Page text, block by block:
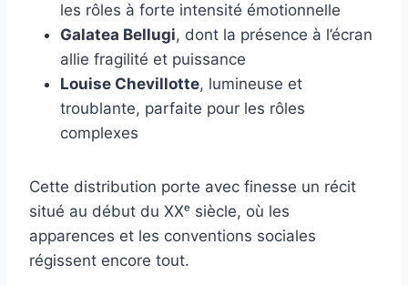
les rôles à forte intensité émotionnelle
Galatea Bellugi, dont la présence à l’écran
allie fragilité et puissance
Louise Chevillotte, lumineuse et
troublante, parfaite pour les rôles
complexes
Cette distribution porte avec finesse un récit
situé au début du XXᵉ siècle, où les
apparences et les conventions sociales
régissent encore tout.